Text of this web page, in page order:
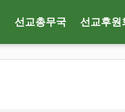
선교총무국 선교후원